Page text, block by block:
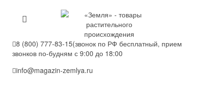
8 (800) 777-83-15(звонок по РФ бесплатный, прием
звонков по-будням с 9:00 до 18:00
info@magazin-zemlya.ru